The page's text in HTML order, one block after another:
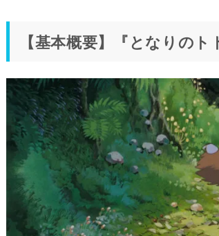
【基本概要】『となりの